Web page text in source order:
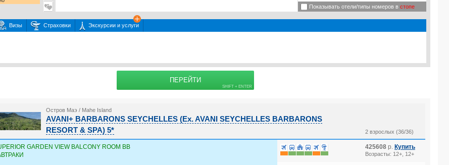
Показывать отели/типы номеров в стопе
Визы Страховки Экскурсии и услуги
ПЕРЕЙТИ
Остров Маэ / Mahe Island
AVANI+ BARBARONS SEYCHELLES (Ex. AVANI SEYCHELLES BARBARONS
RESORT & SPA) 5*
2 взрослых (36/36)
GARDEN VIEW BALCONY ROOM BB
425608 р. Купить
Возрасты: 12+, 12+